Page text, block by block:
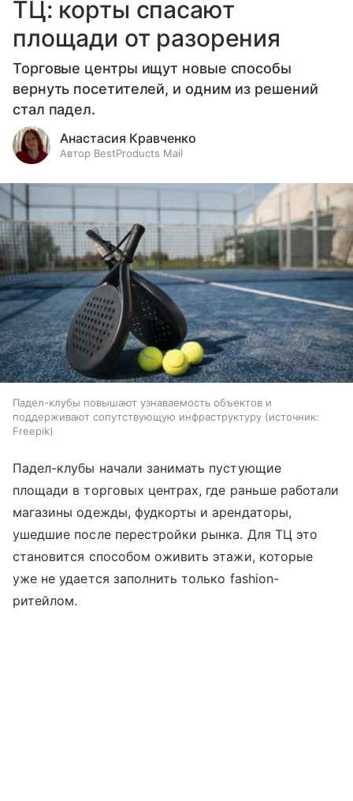
ТЦ: корты спасают
площади от разорения
Торговые центры ищут новые способы
вернуть посетителей, и одним из решений
стал падел.
Анастасия Кравченко
Автор BestProducts Mail
Падел-клубы повышают узнаваемость объектов и
поддерживают сопутствующую инфраструктуру
источник:
Freepik
Падел-клубы начали занимать пустующие
площади в торговых центрах, где раньше работали
магазины одежды, фудкорты и арендаторы,
ушедшие после перестройки рынка. Для ТЦ это
становится способом оживить этажи, которые
уже не удается заполнить только fashion-
ритейлом.